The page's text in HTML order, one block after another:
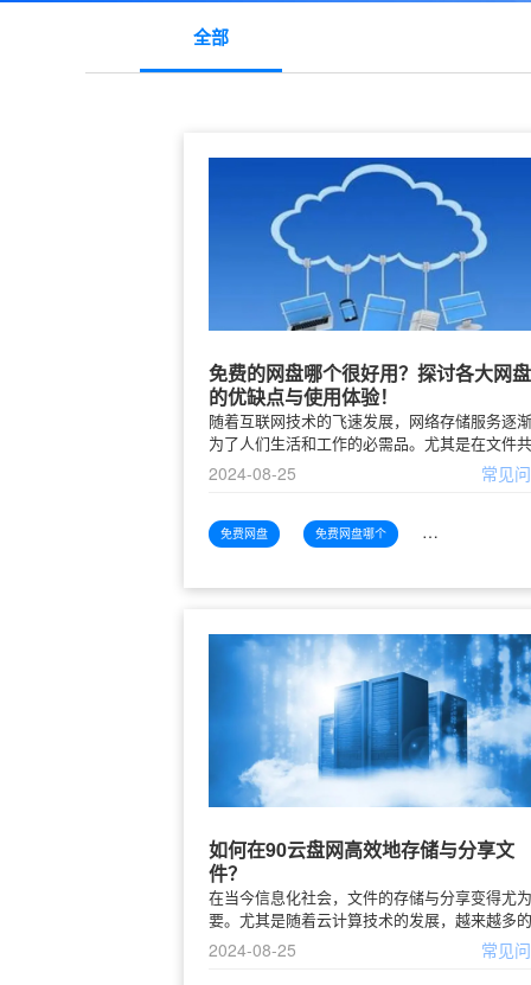
全部
免费的网盘哪个很好用？探讨各大网盘
的优缺点与使用体验！
随着互联网技术的飞速发展，网络存储服务逐
为了人们生活和工作的必需品。尤其是在文件
和大容量存储需求增加的背景下，免费的网盘
了众多用户的热门选择。本文将重点探讨各大
2024-08-25 常见
免费网盘 免费网盘哪个 免费网盘哪个好用
如何在90云盘网高效地存储与分享文
件？
在当今信息化社会，文件的存储与分享变得尤
要。尤其是随着云计算技术的发展，越来越多
选择云盘作为文件存储的先进方式。90云盘网
为一个新兴的云存储平台，以其高效、的特点
2024-08-25 常见